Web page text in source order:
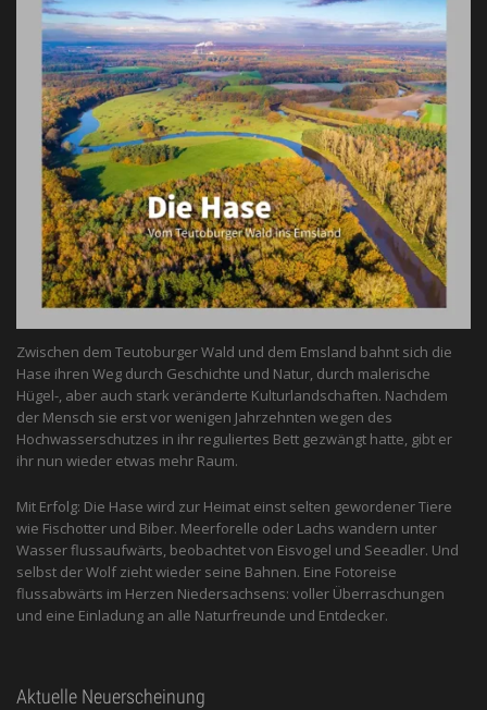
Zwischen dem Teutoburger Wald und dem Emsland bahnt sich die
Hase ihren Weg durch Geschichte und Natur, durch malerische
Hügel-, aber auch stark veränderte Kulturlandschaften. Nachdem
der Mensch sie erst vor wenigen Jahrzehnten wegen des
Hochwasserschutzes in ihr reguliertes Bett gezwängt hatte, gibt er
ihr nun wieder etwas mehr Raum.
Mit Erfolg: Die Hase wird zur Heimat einst selten gewordener Tiere
wie Fischotter und Biber. Meerforelle oder Lachs wandern unter
Wasser flussaufwärts, beobachtet von Eis­vogel und See­adler. Und
selbst der Wolf zieht wieder seine Bahnen. Eine Fotoreise
flussabwärts im Herzen Niedersachsens: voller Überraschungen
und eine Einladung an alle ­Naturfreunde und Entdecker.
Aktuelle Neuerscheinung